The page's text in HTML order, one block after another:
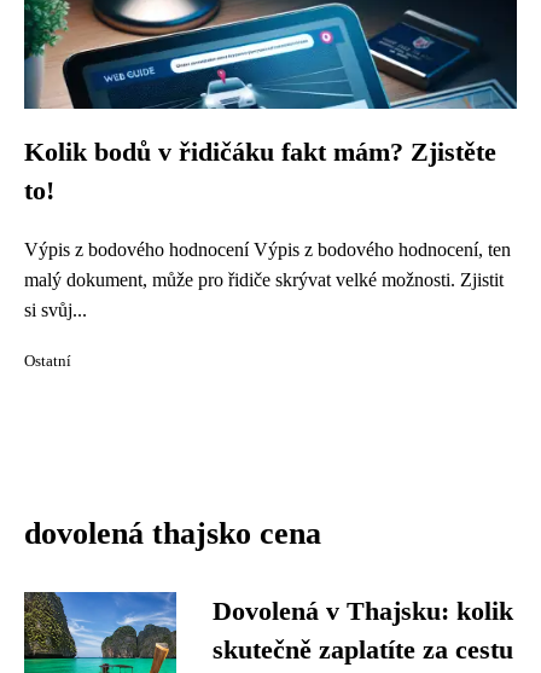
Kolik bodů v řidičáku fakt mám? Zjistěte
to!
Výpis z bodového hodnocení Výpis z bodového hodnocení, ten
malý dokument, může pro řidiče skrývat velké možnosti. Zjistit
si svůj...
Ostatní
dovolená thajsko cena
Dovolená v Thajsku: kolik
skutečně zaplatíte za cestu